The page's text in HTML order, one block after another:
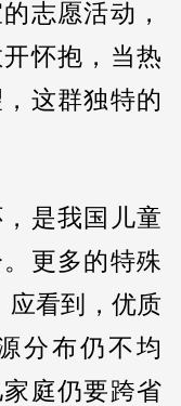
志愿活动，
怀抱，当热
这群独特的
是我国儿童
更多的特殊
应看到，优质
分布仍不均
庭仍要跨省